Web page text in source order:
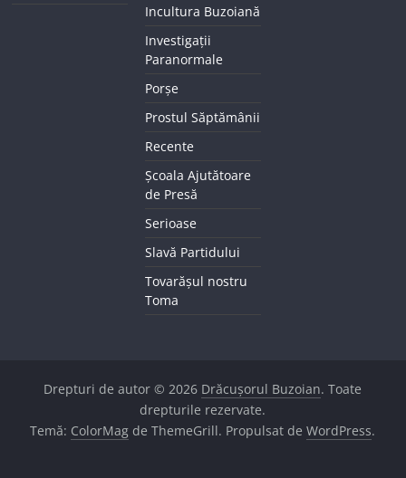
Incultura Buzoiană
Investigații
Paranormale
Porșe
Prostul Săptămânii
Recente
Școala Ajutătoare
de Presă
Serioase
Slavă Partidului
Tovarășul nostru
Toma
Drepturi de autor © 2026 Drăcușorul Buzoian. Toate
drepturile rezervate.
Temă: ColorMag de ThemeGrill. Propulsat deWordPress.